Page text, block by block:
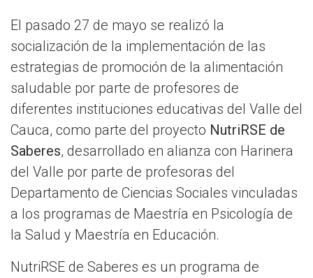
El pasado 27 de mayo se realizó la
socialización de la implementación de las
estrategias de promoción de la alimentación
saludable por parte de profesores de
diferentes instituciones educativas del Valle del
Cauca, como parte del proyecto NutriRSE de
Saberes, desarrollado en alianza con Harinera
del Valle por parte de profesoras del
Departamento de Ciencias Sociales vinculadas
a los programas de Maestría en Psicología de
la Salud y Maestría en Educación.
NutriRSE de Saberes es un programa de